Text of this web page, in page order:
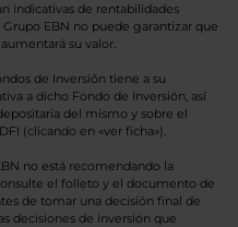
indicativas de rentabilidades
EBN no puede garantizar que
su valor.
de Inversión tiene a su
a dicho Fondo de Inversión, así
del mismo y sobre el
(clicando en «ver ficha»).
no está recomendando la
el folleto y el documento de
de tomar una decisión final de
decisiones de inversión que